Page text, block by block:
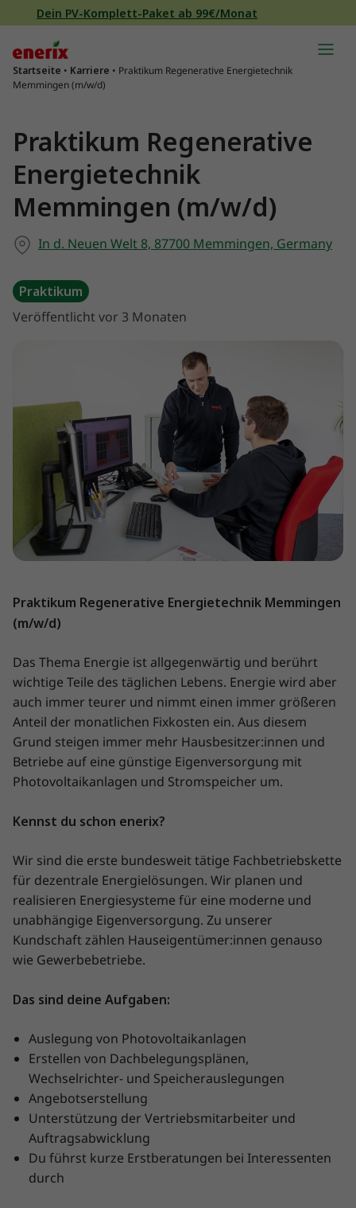
Direkt zum Inhalt wechseln
Dein PV-Komplett-Paket ab 99€/Monat
Hauptnavigation
Startseite • Karriere • Praktikum Regenerative Energietechnik
Memmingen (m/w/d)
Praktikum Regenerative
Energietechnik
Memmingen (m/w/d)
In d. Neuen Welt 8, 87700 Memmingen, Germany
Praktikum
Veröffentlicht vor 3 Monaten
Praktikum Regenerative Energietechnik Memmingen
(m/w/d)
Das Thema Energie ist allgegenwärtig und berührt
wichtige Teile des täglichen Lebens. Energie wird aber
auch immer teurer und nimmt einen immer größeren
Anteil der monatlichen Fixkosten ein. Aus diesem
Grund steigen immer mehr Hausbesitzer:innen und
Betriebe auf eine günstige Eigenversorgung mit
Photovoltaikanlagen und Stromspeicher um.
Kennst du schon enerix?
Wir sind die erste bundesweit tätige Fachbetriebskette
für dezentrale Energielösungen. Wir planen und
realisieren Energiesysteme für eine moderne und
unabhängige Eigenversorgung. Zu unserer
Kundschaft zählen Hauseigentümer:innen genauso
wie Gewerbebetriebe.
Das sind deine Aufgaben:
Auslegung von Photovoltaikanlagen
Erstellen von Dachbelegungsplänen,
Wechselrichter- und Speicherauslegungen
Angebotserstellung
Unterstützung der Vertriebsmitarbeiter und
Auftragsabwicklung
Du führst kurze Erstberatungen bei Interessenten
durch